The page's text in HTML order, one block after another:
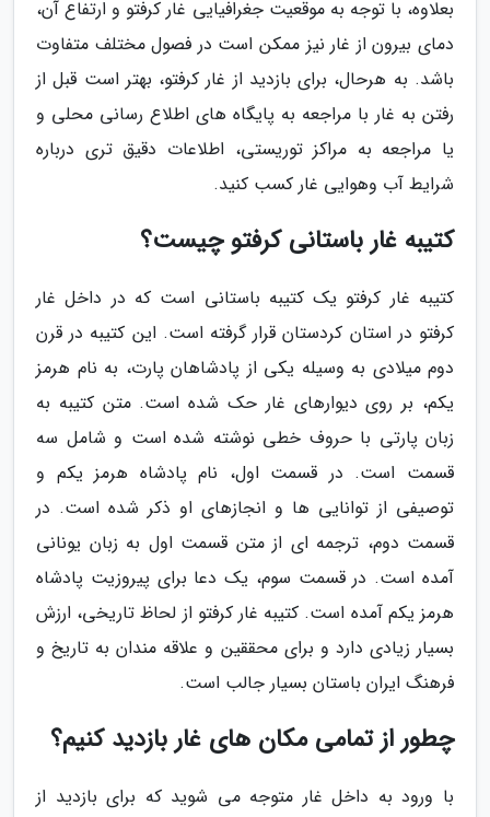
بعلاوه، با توجه به موقعیت جغرافیایی غار کرفتو و ارتفاع آن،
دمای بیرون از غار نیز ممکن است در فصول مختلف متفاوت
باشد. به هرحال، برای بازدید از غار کرفتو، بهتر است قبل از
رفتن به غار با مراجعه به پایگاه های اطلاع رسانی محلی و
یا مراجعه به مراکز توریستی، اطلاعات دقیق تری درباره
شرایط آب وهوایی غار کسب کنید.
کتیبه غار باستانی کرفتو چیست؟
کتیبه غار کرفتو یک کتیبه باستانی است که در داخل غار
کرفتو در استان کردستان قرار گرفته است. این کتیبه در قرن
دوم میلادی به وسیله یکی از پادشاهان پارت، به نام هرمز
یکم، بر روی دیوارهای غار حک شده است. متن کتیبه به
زبان پارتی با حروف خطی نوشته شده است و شامل سه
قسمت است. در قسمت اول، نام پادشاه هرمز یکم و
توصیفی از توانایی ها و انجازهای او ذکر شده است. در
قسمت دوم، ترجمه ای از متن قسمت اول به زبان یونانی
آمده است. در قسمت سوم، یک دعا برای پیروزیت پادشاه
هرمز یکم آمده است. کتیبه غار کرفتو از لحاظ تاریخی، ارزش
بسیار زیادی دارد و برای محققین و علاقه مندان به تاریخ و
فرهنگ ایران باستان بسیار جالب است.
چطور از تمامی مکان های غار بازدید کنیم؟
با ورود به داخل غار متوجه می شوید که برای بازدید از